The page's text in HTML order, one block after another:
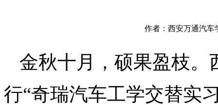
作者：西安万通汽
金秋十月，硕果盈枝。
行“奇瑞汽车工学交替实